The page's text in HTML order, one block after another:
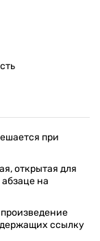
при
открытая для
на
ссылку